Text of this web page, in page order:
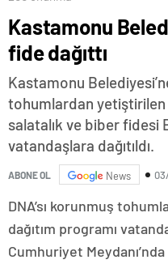
Kastamonu
fide dağıttı
Kastamonu
tohumlardan
salatalık ve biber fidesi
vatandaşlara dağıtıldı.
ABONE OL News
DNA’sı korunmuş
dağıtım programı
Cumhuriyet